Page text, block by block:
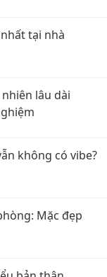
tại nhà
lâu dài
không có vibe?
Mặc đẹp